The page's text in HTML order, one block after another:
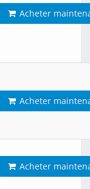
Acheter
Acheter
Acheter